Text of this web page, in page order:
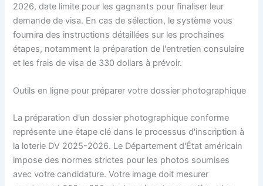
2026, date limite pour les gagnants pour finaliser leur
demande de visa. En cas de sélection, le système vous
fournira des instructions détaillées sur les prochaines
étapes, notamment la préparation de l'entretien consulaire
et les frais de visa de 330 dollars à prévoir.
Outils en ligne pour préparer votre dossier photographique
La préparation d'un dossier photographique conforme
représente une étape clé dans le processus d'inscription à
la loterie DV 2025-2026. Le Département d'État américain
impose des normes strictes pour les photos soumises
avec votre candidature. Votre image doit mesurer